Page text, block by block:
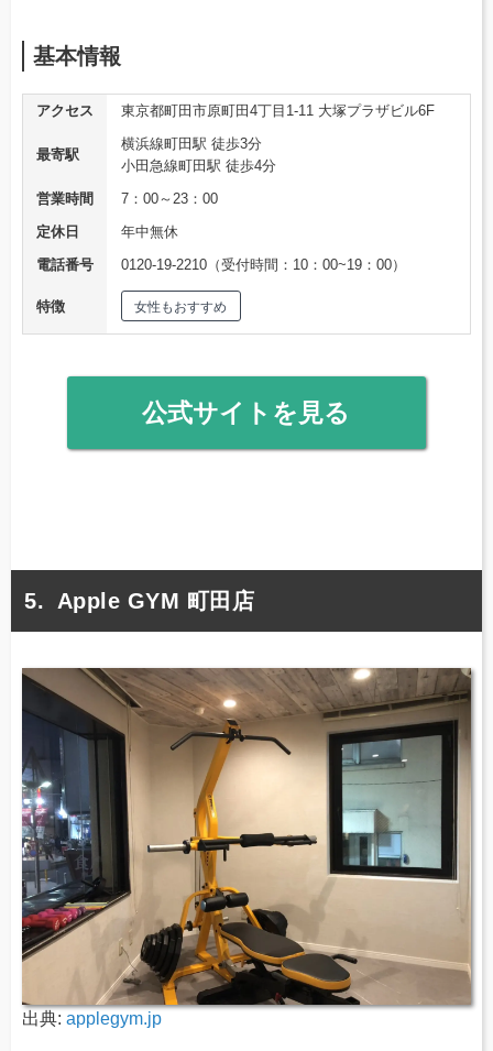
基本情報
アクセス 東京都町田市原町田4丁目1-11 大塚プラザビル6F
最寄駅
横浜線町田駅 徒歩3分
小田急線町田駅 徒歩4分
営業時間
7：00～23：00
定休日
年中無休
電話番号
0120-19-2210（受付時間：10：00~19：00）
特徴 女性もおすすめ
公式サイトを見る
Apple GYM 町田店
出典: applegym.jp